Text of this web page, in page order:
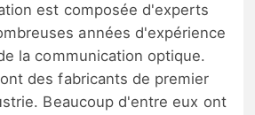
est composée d'experts
années d'expérience
la communication optique.
des fabricants de premier
Beaucoup d'entre eux ont